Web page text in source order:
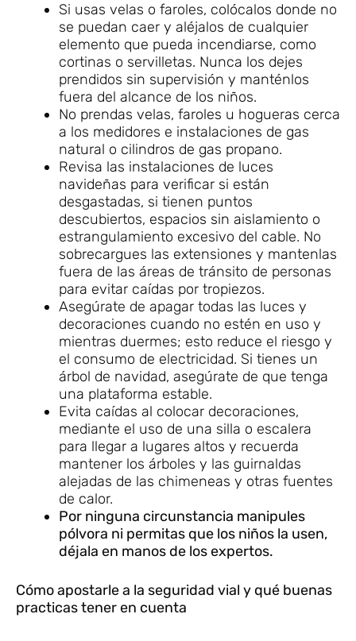
Si usas velas o faroles, colócalos donde no
se puedan caer y aléjalos de cualquier
elemento que pueda incendiarse, como
cortinas o servilletas. Nunca los dejes
prendidos sin supervisión y manténlos
fuera del alcance de los niños.
No prendas velas, faroles u hogueras cerca
a los medidores e instalaciones de gas
natural o cilindros de gas propano.
Revisa las instalaciones de luces
navideñas para verificar si están
desgastadas, si tienen puntos
descubiertos, espacios sin aislamiento o
estrangulamiento excesivo del cable. No
sobrecargues las extensiones y mantenlas
fuera de las áreas de tránsito de personas
para evitar caídas por tropiezos.
Asegúrate de apagar todas las luces y
decoraciones cuando no estén en uso y
mientras duermes; esto reduce el riesgo y
el consumo de electricidad. Si tienes un
árbol de navidad, asegúrate de que tenga
una plataforma estable.
Evita caídas al colocar decoraciones,
mediante el uso de una silla o escalera
para llegar a lugares altos y recuerda
mantener los árboles y las guirnaldas
alejadas de las chimeneas y otras fuentes
de calor.
Por ninguna circunstancia manipules
pólvora ni permitas que los niños la usen,
déjala en manos de los expertos.
Cómo apostarle a la seguridad vial y qué buenas
practicas tener en cuenta